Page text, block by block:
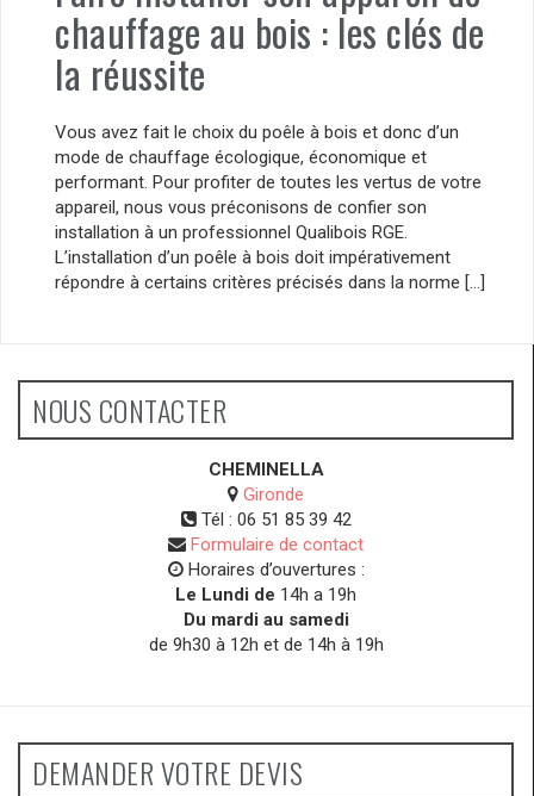
chauffage au bois : les clés de
la réussite
Vous avez fait le choix du poêle à bois et donc d’un
mode de chauffage écologique, économique et
performant. Pour profiter de toutes les vertus de votre
appareil, nous vous préconisons de confier son
installation à un professionnel Qualibois RGE.
L’installation d’un poêle à bois doit impérativement
répondre à certains critères précisés dans la norme […]
NOUS CONTACTER
CHEMINELLA
Gironde
Tél : 06 51 85 39 42
Formulaire de contact
Horaires d’ouvertures :
Le Lundi de 14h a 19h
Du mardi au samedi
de 9h30 à 12h et de 14h à 19h
DEMANDER VOTRE DEVIS